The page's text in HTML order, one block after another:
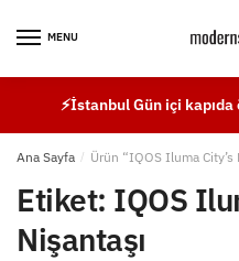
MENU
⚡İstanbul Gün içi
Ana Sayfa / Ürün “IQOS Iluma
Etiket: IQOS
Nişantaşı